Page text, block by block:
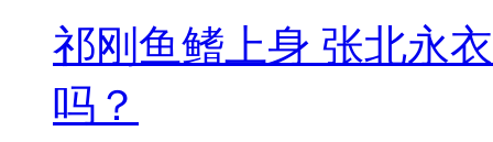
祁刚鱼鳍上身 张北永
吗？